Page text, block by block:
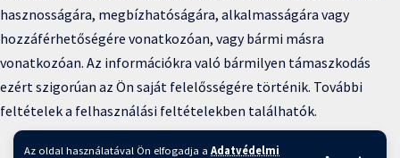
Az oldal használatával Ön elfogadja a Adatvédelmi
hasznosságára, megbízhatóságára, alkalmasságára vagy
hozzáférhetőségére vonatkozóan, vagy bármi másra
vonatkozóan. Az információkra való bármilyen támaszkodás
ezért szigorúan az Ön saját felelősségére történik. További
feltételek a felhasználási feltételekben találhatók.
Copyright © 2025 BFKH.hu